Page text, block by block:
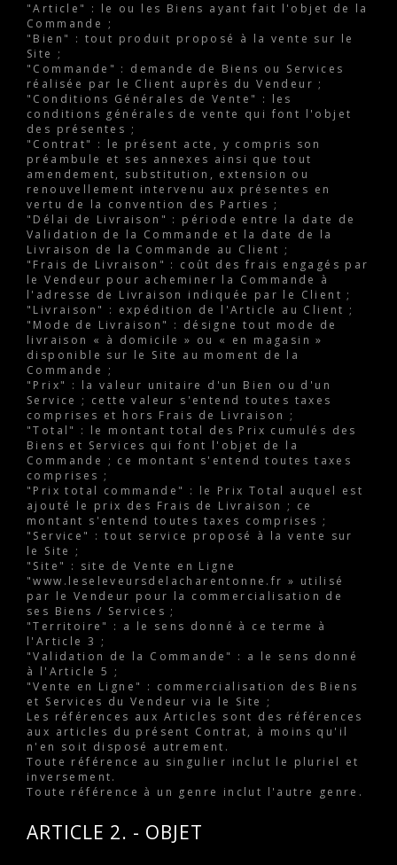
"Article" : le ou les Biens ayant fait l'objet de la
Commande ;
"Bien" : tout produit proposé à la vente sur le
Site ;
"Commande" : demande de Biens ou Services
réalisée par le Client auprès du Vendeur ;
"Conditions Générales de Vente" : les
conditions générales de vente qui font l'objet
des présentes ;
"Contrat" : le présent acte, y compris son
préambule et ses annexes ainsi que tout
amendement, substitution, extension ou
renouvellement intervenu aux présentes en
vertu de la convention des Parties ;
"Délai de Livraison" : période entre la date de
Validation de la Commande et la date de la
Livraison de la Commande au Client ;
"Frais de Livraison" : coût des frais engagés par
le Vendeur pour acheminer la Commande à
l'adresse de Livraison indiquée par le Client ;
"Livraison" : expédition de l'Article au Client ;
"Mode de Livraison" : désigne tout mode de
livraison « à domicile » ou « en magasin »
disponible sur le Site au moment de la
Commande ;
"Prix" : la valeur unitaire d'un Bien ou d'un
Service ; cette valeur s'entend toutes taxes
comprises et hors Frais de Livraison ;
"Total" : le montant total des Prix cumulés des
Biens et Services qui font l'objet de la
Commande ; ce montant s'entend toutes taxes
comprises ;
"Prix total commande" : le Prix Total auquel est
ajouté le prix des Frais de Livraison ; ce
montant s'entend toutes taxes comprises ;
"Service" : tout service proposé à la vente sur
le Site ;
"Site" : site de Vente en Ligne
"www.leseleveursdelacharentonne.fr » utilisé
par le Vendeur pour la commercialisation de
ses Biens / Services ;
"Territoire" : a le sens donné à ce terme à
l'Article 3 ;
"Validation de la Commande" : a le sens donné
à l'Article 5 ;
"Vente en Ligne" : commercialisation des Biens
et Services du Vendeur via le Site ;
Les références aux Articles sont des références
aux articles du présent Contrat, à moins qu'il
n'en soit disposé autrement.
Toute référence au singulier inclut le pluriel et
inversement.
Toute référence à un genre inclut l'autre genre.
ARTICLE 2. - OBJET